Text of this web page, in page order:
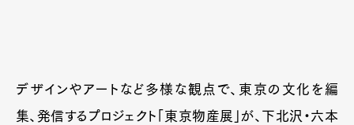
デザインやアートなど多様な観点で、東京の文化を編
集、発信するプロジェクト「東京物産展」が、下北沢・六本